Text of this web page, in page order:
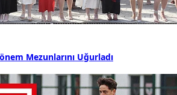
Mezunlarını Uğurladı